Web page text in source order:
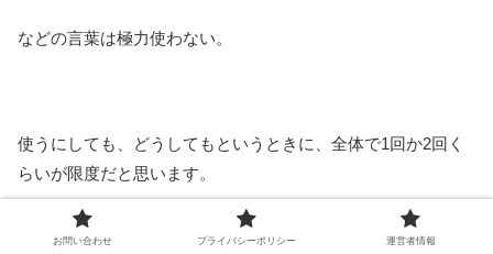
などの言葉は極力使わない。
使うにしても、どうしてもというときに、全体で1回か2回く
らいが限度だと思います。
お問い合わせ プライバシーポリシー 運営者情報